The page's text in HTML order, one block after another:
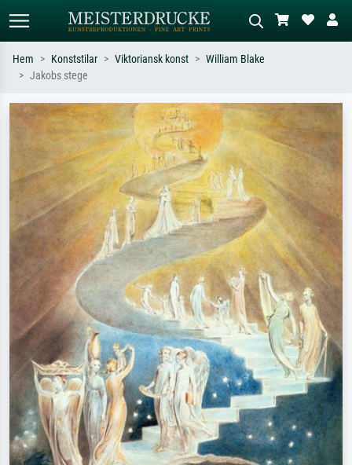
Sök efter konstnär, titel eller stil –
t.ex. Monet, Stjärnenatt,
impressionism, Hokusai-våg, naken.
Beskriv scenen – t.ex. grön äng,
abstrakt med mycket rött, mörk
oljemålning, stående naken bredvid ett
träd.
Hem Konststilar Viktoriansk konst
William Blake
Jakobs stege